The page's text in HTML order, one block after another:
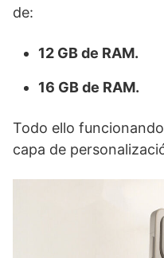
de:
12 GB de RAM.
16 GB de RAM.
Todo ello
capa de